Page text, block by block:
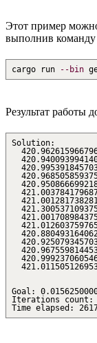
Этот пример
выполнив команду
cargo run --bin
Результат работы
Solution:
Goal:
Iterations count:
Time elapsed: